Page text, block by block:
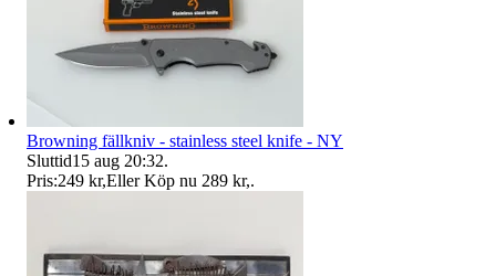
Browning fällkniv - stainless steel knife - NY
Sluttid15 aug 20:32.
Pris:249 kr,Eller Köp nu 289 kr,.